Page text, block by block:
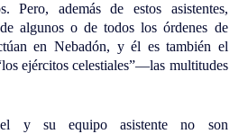
Pero, además de estos asistentes,
algunos o de todos los órdenes de
en Nebadón, y él es también el
ejércitos celestiales”—las multitudes
y su equipo asistente no son